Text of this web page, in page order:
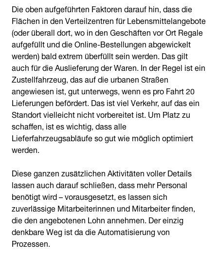
Die oben aufgeführten Faktoren darauf hin, dass die
Flächen in den Verteilzentren für Lebensmittelangebote
(oder überall dort, wo in den Geschäften vor Ort Regale
aufgefüllt und die Online-Bestellungen abgewickelt
werden) bald extrem überfüllt sein werden. Das gilt
auch für die Auslieferung der Waren. In der Regel ist ein
Zustellfahrzeug, das auf die urbanen Straßen
angewiesen ist, gut unterwegs, wenn es pro Fahrt 20
Lieferungen befördert. Das ist viel Verkehr, auf das ein
Standort vielleicht nicht vorbereitet ist. Um Platz zu
schaffen, ist es wichtig, dass alle
Lieferfahrzeugsabläufe so gut wie möglich optimiert
werden.
Diese ganzen zusätzlichen Aktivitäten voller Details
lassen auch darauf schließen, dass mehr Personal
benötigt wird – vorausgesetzt, es lassen sich
zuverlässige Mitarbeiterinnen und Mitarbeiter finden,
die den angebotenen Lohn annehmen. Der einzig
denkbare Weg ist da die Automatisierung von
Prozessen.